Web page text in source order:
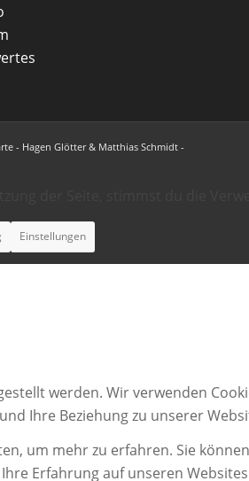
- Hagen Glötter & Matthias Schmidt -
Einstellungen
werden. Wir verwenden
Ihre Beziehung zu unserer
um mehr zu erfahren. Sie
Erfahrung auf unseren